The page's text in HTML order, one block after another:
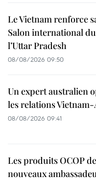
Le Vietnam renforce
Salon international
l’Uttar Pradesh
08/08/2026 09:50
Un expert australien
les relations
08/08/2026 09:41
Les produits OCOP
nouveaux